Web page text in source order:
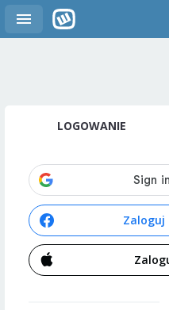
LOGOWANIE
Zaloguj